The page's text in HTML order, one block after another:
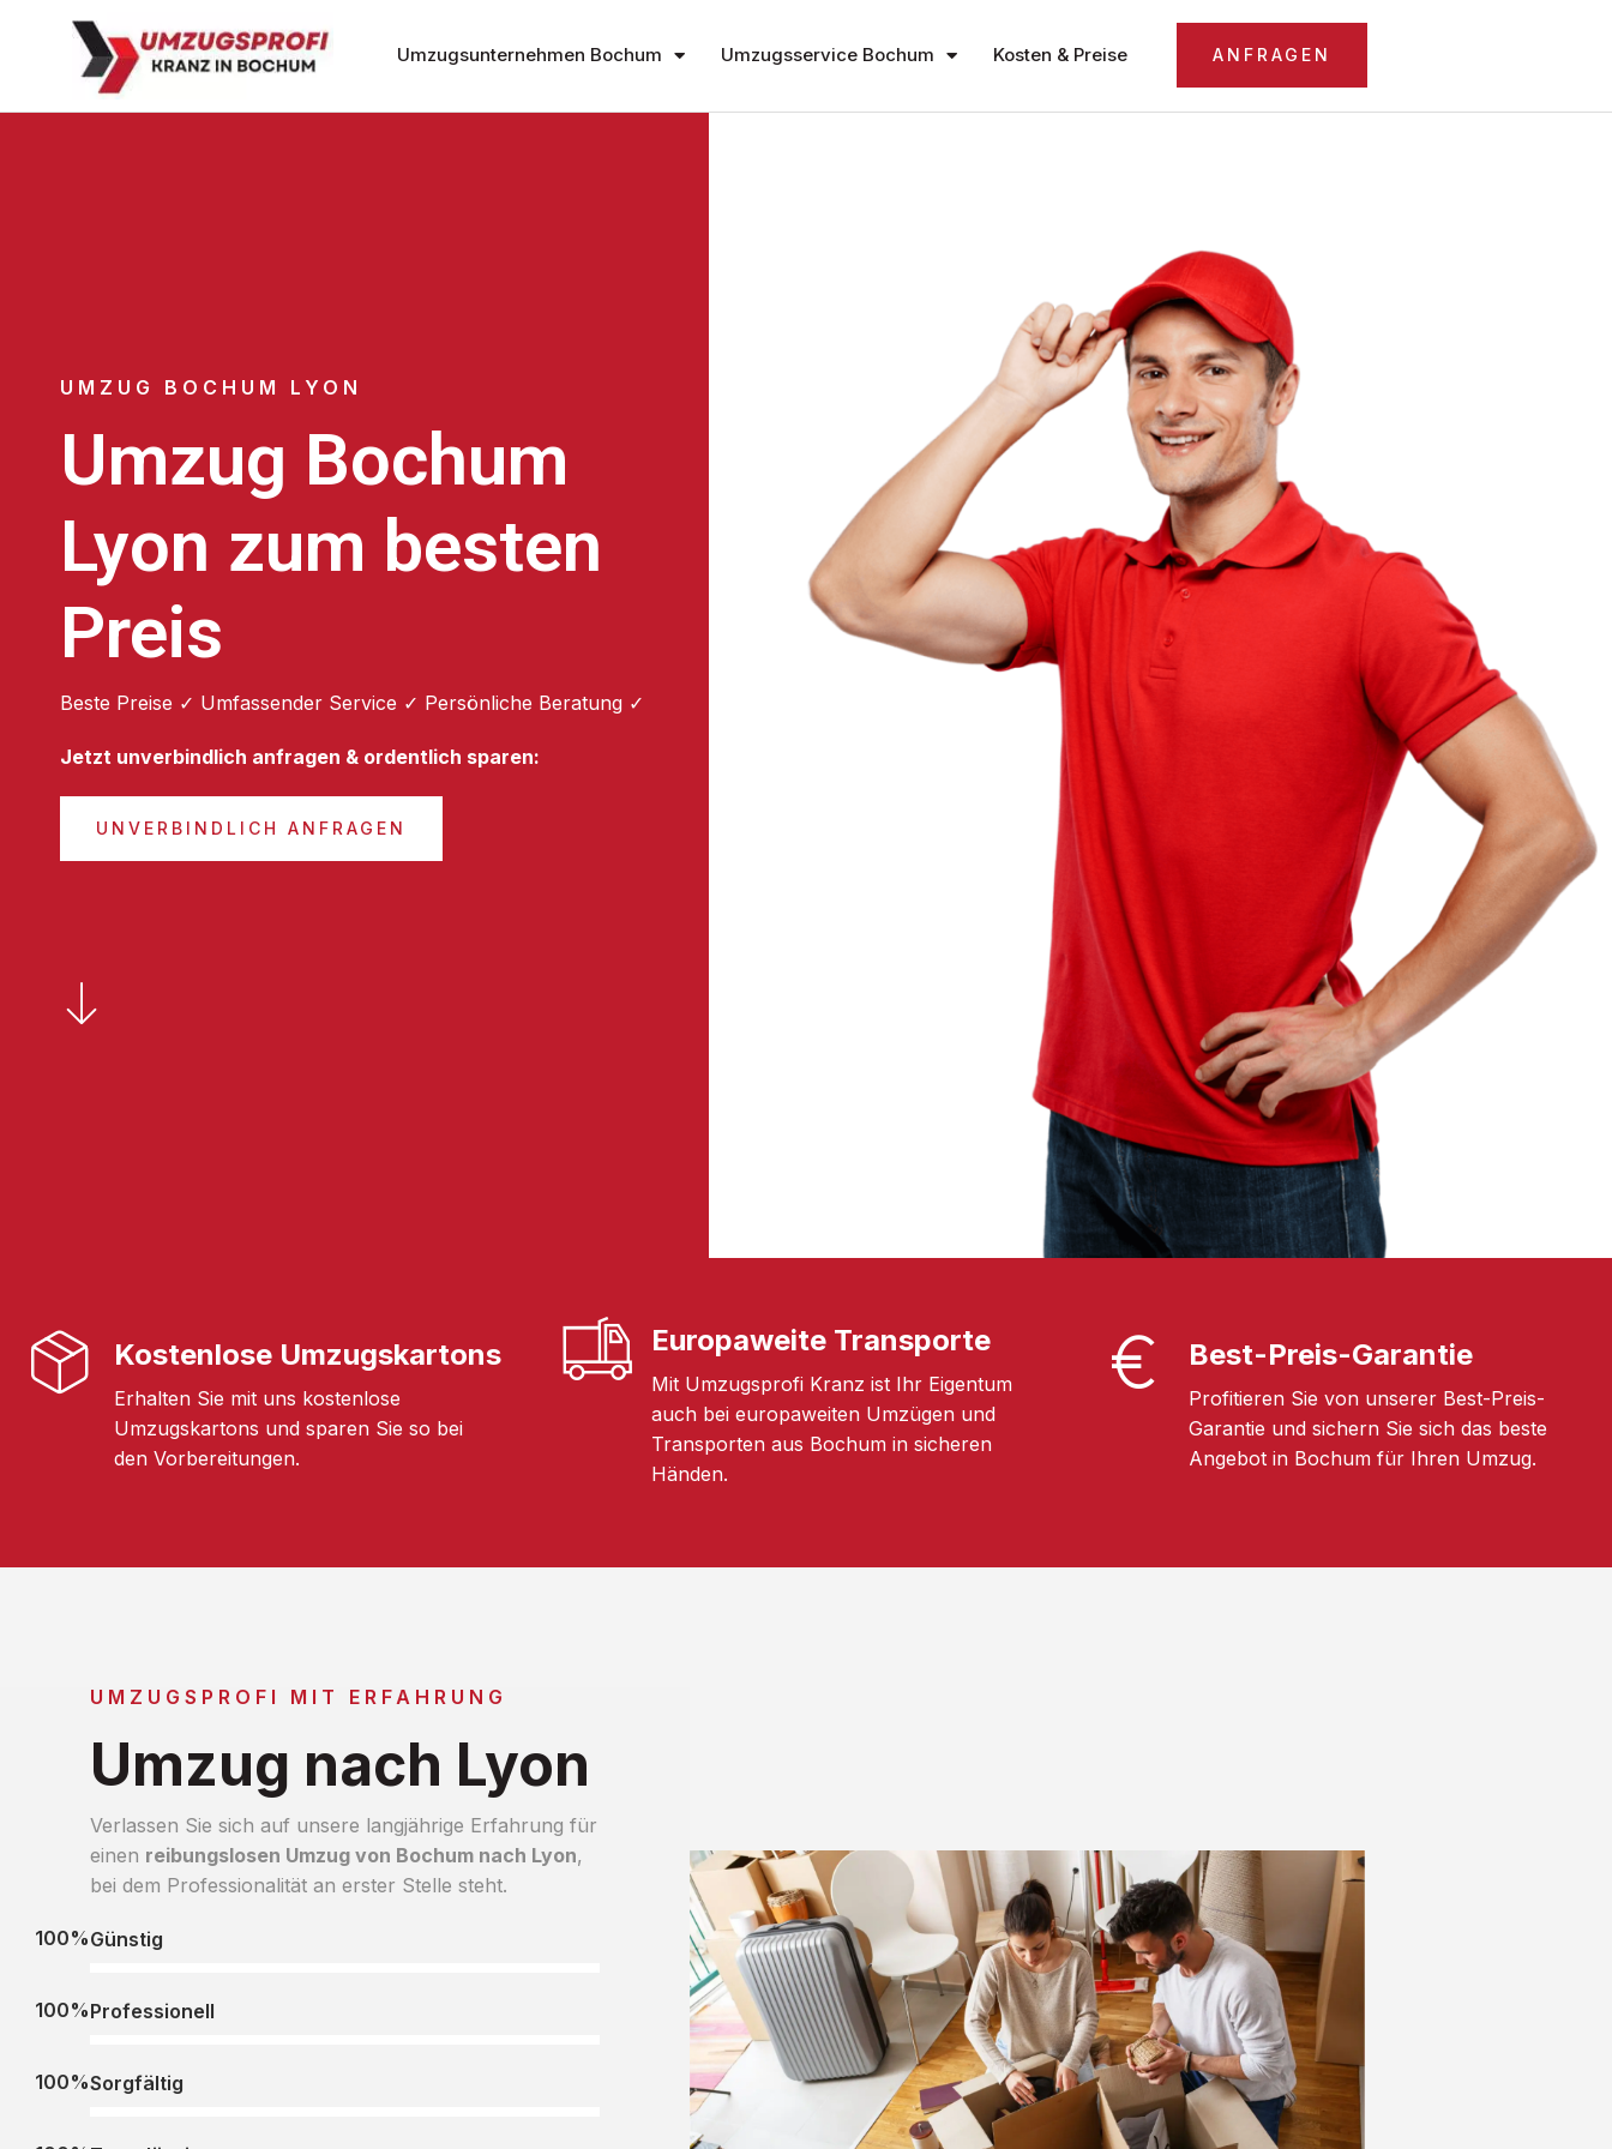
Umzugsunternehmen Bochum Umzugsservice Bochum Kosten & Preise ANFRAGEN
UMZUG BOCHUM LYON
Umzug Bochum
Lyon zum besten
Preis
Beste Preise ✓ Umfassender Service ✓ Persönliche Beratung ✓
Jetzt unverbindlich anfragen & ordentlich sparen:
UNVERBINDLICH ANFRAGEN
Kostenlose Umzugskartons
Erhalten Sie mit uns kostenlose
Umzugskartons und sparen Sie so bei
den Vorbereitungen.
Europaweite Transporte
Mit Umzugsprofi Kranz ist Ihr Eigentum
auch bei europaweiten Umzügen und
Transporten aus Bochum in sicheren
Händen.
Best-Preis-Garantie
Profitieren Sie von unserer Best-Preis-
Garantie und sichern Sie sich das beste
Angebot in Bochum für Ihren Umzug.
UMZUGSPROFI MIT ERFAHRUNG
Umzug nach Lyon
Verlassen Sie sich auf unsere langjährige Erfahrung für
einen reibungslosen Umzug von Bochum nach Lyon,
bei dem Professionalität an erster Stelle steht.
Günstig
100%
Professionell
100%
Sorgfältig
100%